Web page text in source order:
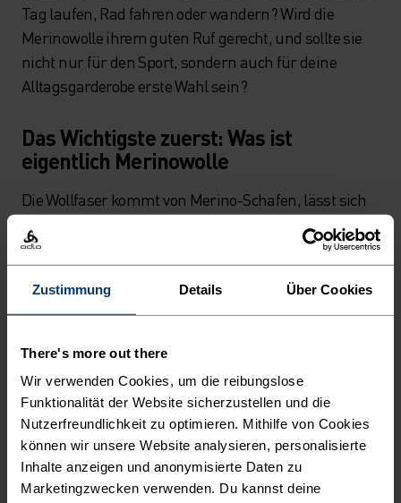
Zustimmung Details Über Cookies
There's more out there
Wir verwenden Cookies, um die reibungslose
Funktionalität der Website sicherzustellen und die
Nutzerfreundlichkeit zu optimieren. Mithilfe von Cookies
können wir unsere Website analysieren, personalisierte
Inhalte anzeigen und anonymisierte Daten zu
Marketingzwecken verwenden. Du kannst deine
Tag laufen, Rad fahren oder wandern? Wird die
Merinowolle ihrem guten Ruf gerecht, und sollte sie
nicht nur für den Sport, sondern auch für deine
Alltagsgarderobe erste Wahl sein?
Das Wichtigste zuerst: Was ist
eigentlich Merinowolle
Die Wollfaser kommt von Merino-Schafen, lässt sich
perfekt in ein Schichtensystem integrieren und wirkt
geruchshemmend.
Als erste Schicht direkt auf der Haut getragen wärmt
Merinowolle sogar im nassen Zustand, sodass du
auch bei heissem Wetter angenehm kühl und leitet
Feuchtigkeit schnell ab. Einer der grössten Vorteile
von Merino T-Shirts und anderen Kleidungsstücken
aus Merinowolle ist, dass sie sich mehrfach tragen
lassen, ohne unangenehm zu riechen, wirklich
unglaublich und perfekt für Mehrtageswanderungen